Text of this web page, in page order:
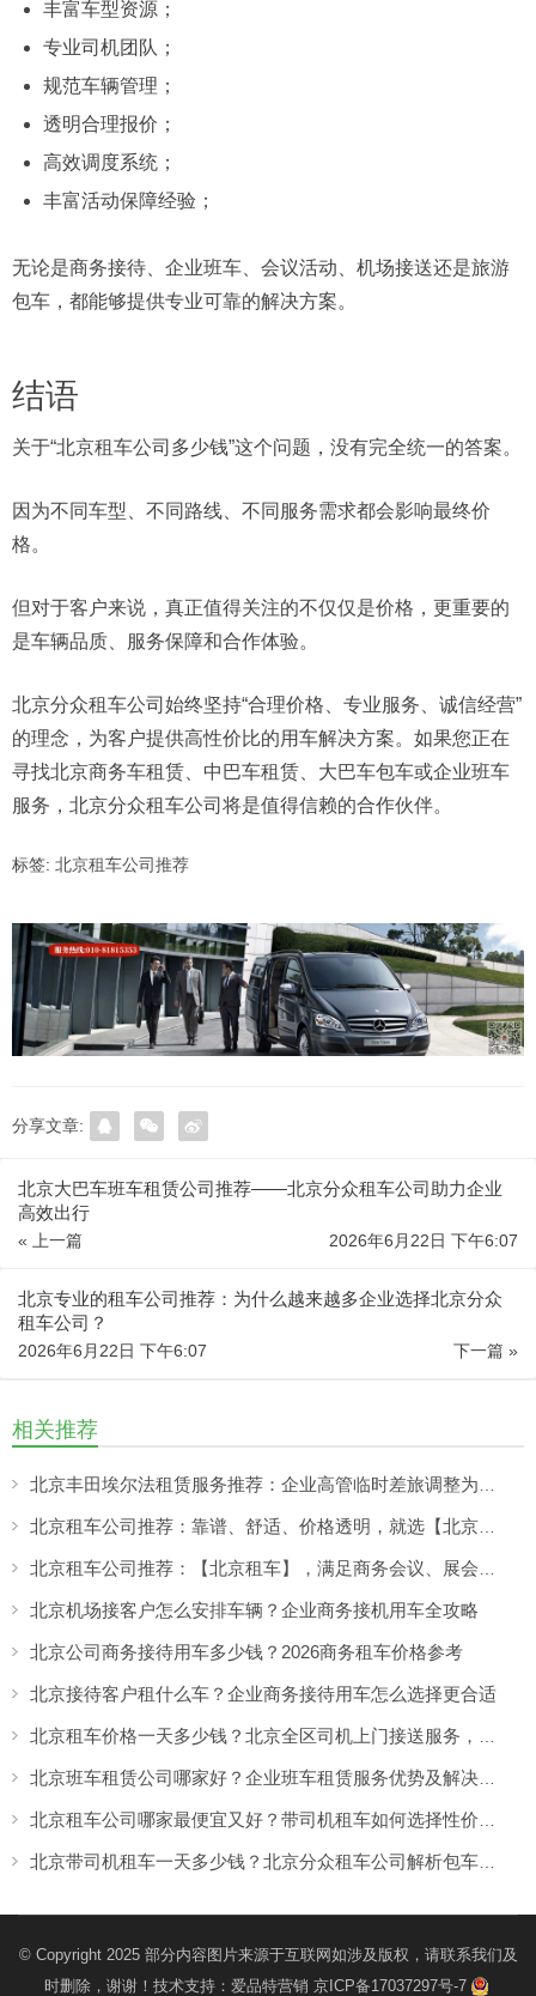
丰富车型资源；
专业司机团队；
规范车辆管理；
透明合理报价；
高效调度系统；
丰富活动保障经验；
无论是商务接待、企业班车、会议活动、机场接送还是旅游
包车，都能够提供专业可靠的解决方案。
结语
关于“北京租车公司多少钱”这个问题，没有完全统一的答案。
因为不同车型、不同路线、不同服务需求都会影响最终价
格。
但对于客户来说，真正值得关注的不仅仅是价格，更重要的
是车辆品质、服务保障和合作体验。
北京分众租车公司始终坚持“合理价格、专业服务、诚信经营”
的理念，为客户提供高性价比的用车解决方案。如果您正在
寻找北京商务车租赁、中巴车租赁、大巴车包车或企业班车
服务，北京分众租车公司将是值得信赖的合作伙伴。
标签: 北京租车公司推荐
分享文章:
北京大巴车班车租赁公司推荐——北京分众租车公司助力企业
高效出行
« 上一篇 2026年6月22日 下午6:07
北京专业的租车公司推荐：为什么越来越多企业选择北京分众
租车公司？
下一篇 »
2026年6月22日 下午6:07
相关推荐
北京机场接客户怎么安排车辆？企业商务接机用车全攻略
北京公司商务接待用车多少钱？2026商务租车价格参考
北京接待客户租什么车？企业商务接待用车怎么选择更合适
© Copyright 2025 部分内容图片来源于互联网如涉及版权，请联系我们及
时删除，谢谢！技术支持： 爱品特营销 京ICP备17037297号-7